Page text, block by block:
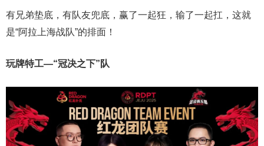
有兄弟垫底，有队友兜底，赢了一起狂，输了一起扛，这就
是“阿拉上海战队”的排面！
玩牌特工—“冠决之下”队